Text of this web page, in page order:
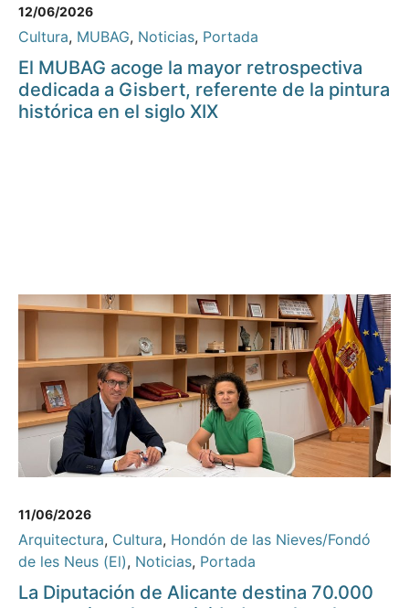
12/06/2026
Cultura, MUBAG, Noticias, Portada
El MUBAG acoge la mayor retrospectiva
dedicada a Gisbert, referente de la pintura
histórica en el siglo XIX
11/06/2026
Arquitectura, Cultura, Hondón de las Nieves/Fondó
de les Neus (El), Noticias, Portada
La Diputación de Alicante destina 70.000